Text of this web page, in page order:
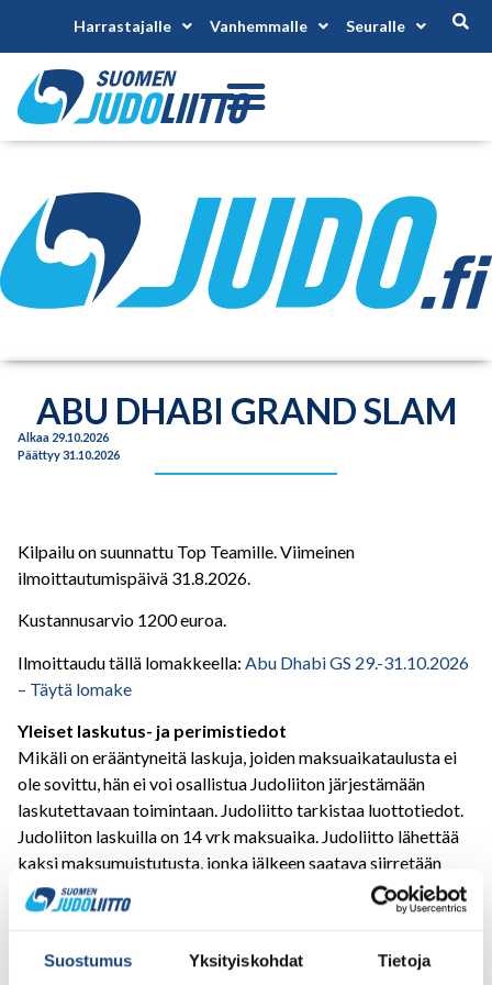
Suostumus Yksityiskohdat Tietoja
Harrastajalle Vanhemmalle Seuralle
ABU DHABI GRAND SLAM
Alkaa 29.10.2026
Päättyy 31.10.2026
Kilpailu on suunnattu Top Teamille. Viimeinen
ilmoittautumispäivä 31.8.2026.
Kustannusarvio 1200 euroa.
Ilmoittaudu tällä lomakkeella: Abu Dhabi GS 29.-31.10.2026
– Täytä lomake
Yleiset laskutus- ja perimistiedot
Mikäli on erääntyneitä laskuja, joiden maksuaikataulusta ei
ole sovittu, hän ei voi osallistua Judoliiton järjestämään
laskutettavaan toimintaan. Judoliitto tarkistaa luottotiedot.
Judoliiton laskuilla on 14 vrk maksuaika. Judoliitto lähettää
kaksi maksumuistutusta, jonka jälkeen saatava siirretään
perintäyhtiölle.
Suomen Judoliiton järjestämien kilpailumatkojen laskuihin